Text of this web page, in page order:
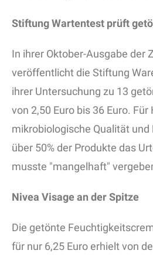
Stiftung Wartentest prüft
In ihrer Oktober-Ausgabe der
veröffentlicht die Stiftung
ihrer Untersuchung zu 13
von 2,50 Euro bis 36 Euro.
mikrobiologische Qualität
über 50% der Produkte das
musste "mangelhaft"
Nivea Visage an der Spitze
Die getönte
für nur 6,25 Euro erhielt von